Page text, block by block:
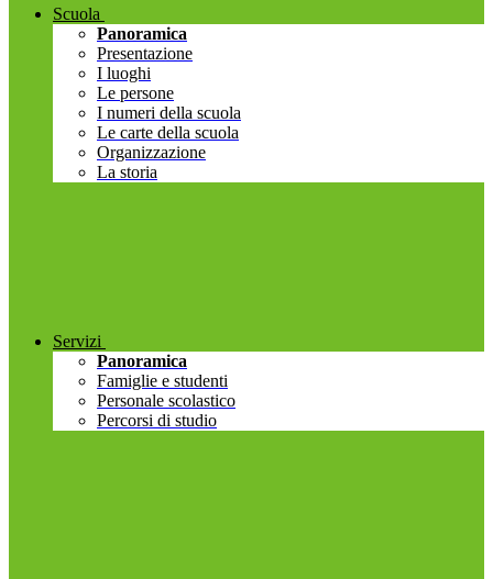
Scuola
Panoramica
Presentazione
I luoghi
Le persone
I numeri della scuola
Le carte della scuola
Organizzazione
La storia
Servizi
Panoramica
Famiglie e studenti
Personale scolastico
Percorsi di studio